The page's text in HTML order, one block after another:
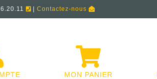
|Contactez-nous
MON PANIER